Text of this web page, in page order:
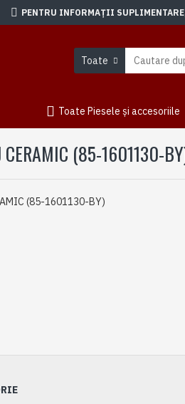
PENTRU INFORMAȚII
Toate
Toate Piesele și accesoriile
CERAMIC (85-1601130-